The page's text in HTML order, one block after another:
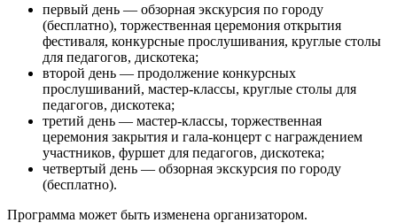
первый день — обзорная экскурсия по городу
(бесплатно), торжественная церемония открытия
фестиваля, конкурсные прослушивания, круглые столы
для педагогов, дискотека;
второй день — продолжение конкурсных
прослушиваний, мастер-классы, круглые столы для
педагогов, дискотека;
третий день — мастер-классы, торжественная
церемония закрытия и гала-концерт с награждением
участников, фуршет для педагогов, дискотека;
четвертый день — обзорная экскурсия по городу
(бесплатно).
Программа может быть изменена организатором.